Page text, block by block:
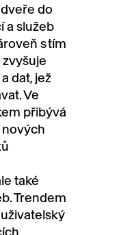
do
a služeb
s tím
dat, jež
Ve
přibývá
také
Trendem